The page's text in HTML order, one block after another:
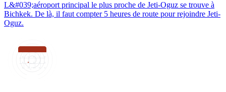
L&#039;aéroport principal le plus proche de Jeti-Oguz se trouve à
Bichkek. De là, il faut compter 5 heures de route pour rejoindre Jeti-
Oguz.